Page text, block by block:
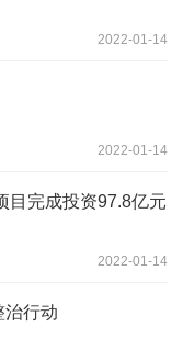
2022-01-14
2022-01-14
目完成投资97.8亿元
2022-01-14
治行动